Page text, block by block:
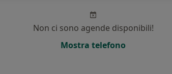
Non ci sono agende disponibili!
Mostra telefono